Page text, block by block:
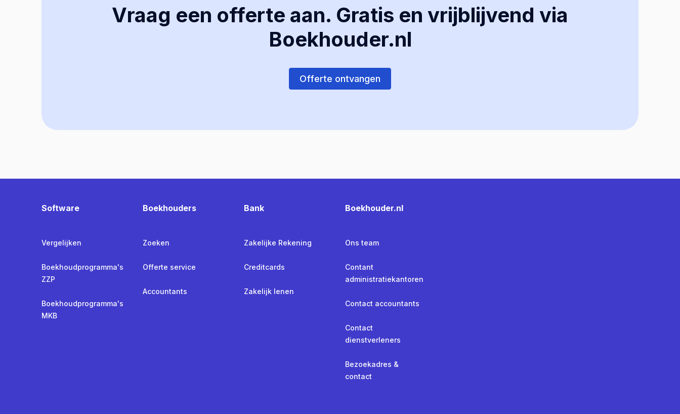
Vraag een offerte aan. Gratis en vrijblijvend via
Boekhouder.nl
Offerte ontvangen
Software
Vergelijken
Boekhoudprogramma's
ZZP
Boekhoudprogramma's
MKB
Boekhouders
Zoeken
Offerte service
Accountants
Bank
Zakelijke Rekening
Creditcards
Zakelijk lenen
Boekhouder.nl
Ons team
Contant
administratiekantoren
Contact accountants
Contact
dienstverleners
Bezoekadres &
contact